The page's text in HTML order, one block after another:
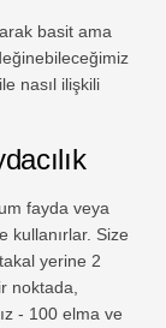
basit ama
nasıl ilişkili
fayda veya
kullanırlar. Size
yerine 2
noktada,
- 100 elma ve